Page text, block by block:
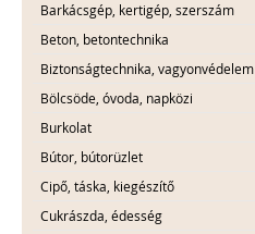
Barkácsgép, kertigép, szerszám
Beton, betontechnika
Biztonságtechnika, vagyonvédelem
Bölcsöde, óvoda, napközi
Burkolat
Bútor, bútorüzlet
Cipő, táska, kiegészítő
Cukrászda, édesség